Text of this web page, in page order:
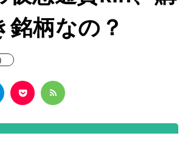
銘柄なの？